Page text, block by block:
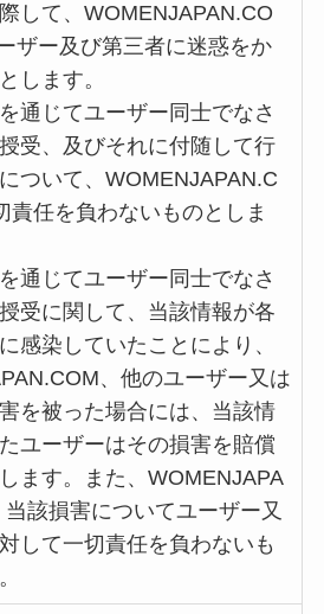
して、WOMENJAPAN.CO
ザー及び第三者に迷惑をか
します。
通じてユーザー同士でなさ
受、及びそれに付随して行
ついて、WOMENJAPAN.C
責任を負わないものとしま
通じてユーザー同士でなさ
受に関して、当該情報が各
感染していたことにより、
、他のユーザー又は
を被った場合には、当該情
ユーザーはその損害を賠償
ます。また、WOMENJAPA
該損害についてユーザー又
して一切責任を負わないも